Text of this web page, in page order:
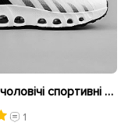
Кросівки чоловічі спортивні 594879 Білі
1